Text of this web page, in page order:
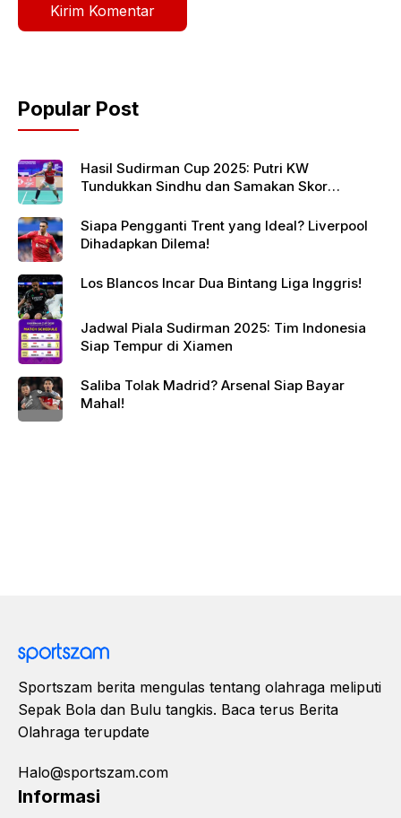
Popular Post
Hasil Sudirman Cup 2025: Putri KW
Tundukkan Sindhu dan Samakan Skor
Siapa Pengganti Trent yang Ideal? Liverpool
Dihadapkan Dilema!
Los Blancos Incar Dua Bintang Liga Inggris!
Jadwal Piala Sudirman 2025: Tim Indonesia
Siap Tempur di Xiamen
Saliba Tolak Madrid? Arsenal Siap Bayar
Mahal!
Sportszam berita mengulas tentang olahraga meliputi
Sepak Bola dan Bulu tangkis. Baca terus Berita
Olahraga terupdate
Halo@sportszam.com
Informasi